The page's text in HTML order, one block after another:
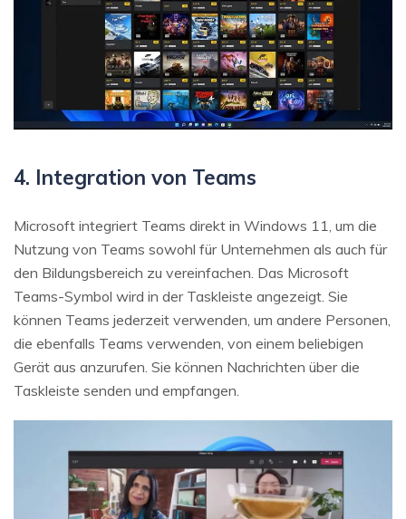
4. Integration von Teams
Microsoft integriert Teams direkt in Windows 11, um die
Nutzung von Teams sowohl für Unternehmen als auch für
den Bildungsbereich zu vereinfachen. Das Microsoft
Teams-Symbol wird in der Taskleiste angezeigt. Sie
können Teams jederzeit verwenden, um andere Personen,
die ebenfalls Teams verwenden, von einem beliebigen
Gerät aus anzurufen. Sie können Nachrichten über die
Taskleiste senden und empfangen.